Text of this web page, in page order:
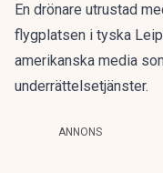
En drönare utrustad
flygplatsen i tyska
amerikanska media
underrättelsetjänster.
ANNONS